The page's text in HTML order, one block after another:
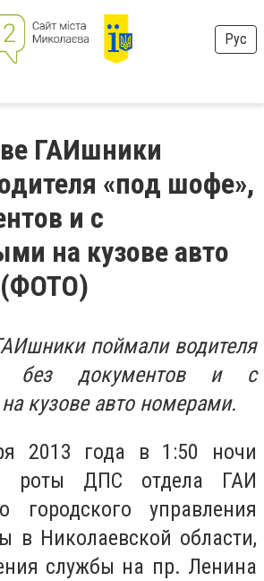
Рус
ГАИшники
«под шофе»,
и с
на кузове авто
поймали водителя
без документов и с
кузове авто номерами.
2013 года в 1:50 ночи
роты ДПС отдела ГАИ
городского управления
в Николаевской области,
службы на пр. Ленина